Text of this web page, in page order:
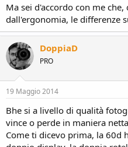
Ma sei d'accordo con me
dall'ergonomia, le differenze
DoppiaD
PRO
19 Maggio 2014
Bhe si a livello di qualità
vince o perde in maniera
Come ti dicevo prima, la 60d